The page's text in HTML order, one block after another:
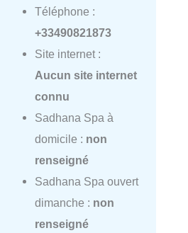
Téléphone :
+33490821873
Site internet :
Aucun site internet
connu
Sadhana Spa à
domicile : non
renseigné
Sadhana Spa ouvert
dimanche : non
renseigné